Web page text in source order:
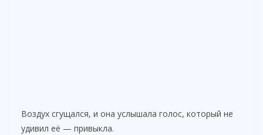
Воздух сгущался, и она услышала голос, который не
удивил её — привыкла.